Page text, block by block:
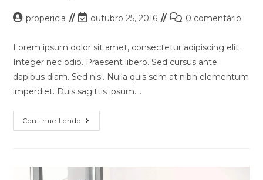
propericia outubro 25, 2016 0 comentário
Lorem ipsum dolor sit amet, consectetur adipiscing elit.
Integer nec odio. Praesent libero. Sed cursus ante
dapibus diam. Sed nisi. Nulla quis sem at nibh elementum
imperdiet. Duis sagittis ipsum.…
Continue Lendo